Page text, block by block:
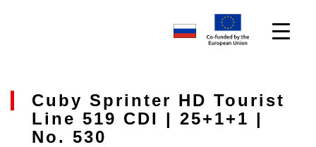
Cuby Sprinter HD Tourist
Line 519 CDI | 25+1+1 |
No. 530